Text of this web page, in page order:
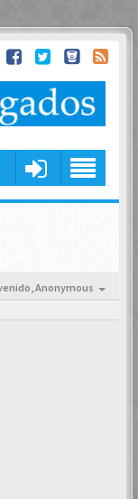
Anonymous